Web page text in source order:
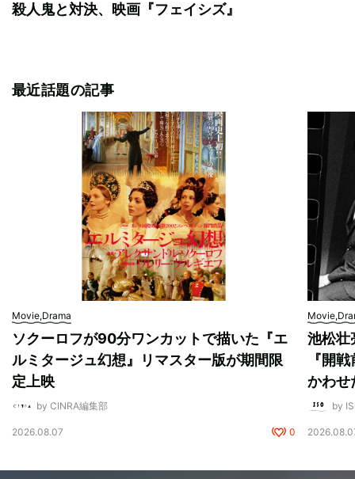
殺人鬼と対決、映画『フェイシズ』
最近話題の記事
Movie,Drama
ソクーロフが90分ワンカットで描いた『エ
ルミタージュ幻想』リマスター版が期間限
定上映
by CINRA編集部
2026.08.07 0
池松壮
『開
かわせ
by